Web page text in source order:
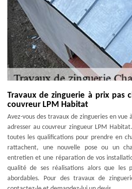
Travaux de zinguerie à prix pas
couvreur LPM Habitat
Avez-vous des travaux de zingueries en vue
adresser au couvreur zingueur LPM
toutes les qualifications pour prendre en
rattachent, une nouvelle pose ou un
entretien et une réparation de vos
qualité de ses réalisations alors que les
abordables. Pour des travaux de